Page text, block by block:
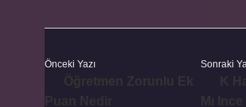
Önceki Yazı Sonraki